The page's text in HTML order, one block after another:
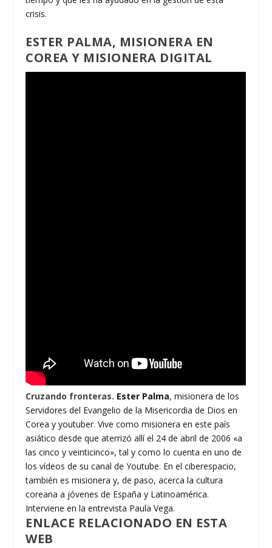
crisis.
ESTER PALMA, MISIONERA EN
COREA Y MISIONERA DIGITAL
Cruzando fronteras. Ester Palma, misionera de los
Servidores del Evangelio de la Misericordia de Dios en
Corea y youtuber. Vive como misionera en este país
asiático desde que aterrizó allí el 24 de abril de 2006 «a
las cinco y veinticinco», tal y como lo cuenta en uno de
los vídeos de su canal de Youtube. En el ciberespacio,
también es misionera y, de paso, acerca la cultura
coreana a jóvenes de España y Latinoamérica.
Interviene en la entrevista Paula Vega.
ENLACE RELACIONADO EN ESTA
WEB